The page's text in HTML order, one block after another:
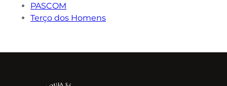
PASCOM
Terço dos Homens